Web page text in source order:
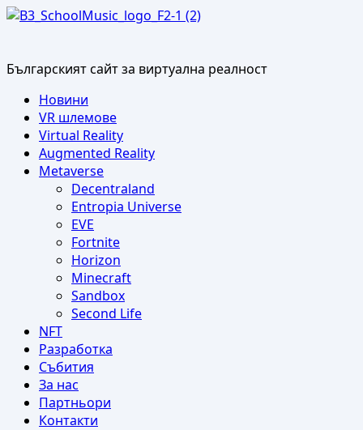
Skip
Българският сайт за виртуална реалност
Primary
Menu
Новини
VR шлемове
Virtual Reality
Augmented Reality
Metaverse
Decentraland
Entropia Universe
EVE
Fortnite
Horizon
Minecraft
Sandbox
Second Life
NFT
Разработка
Събития
За нас
Партньори
Контакти